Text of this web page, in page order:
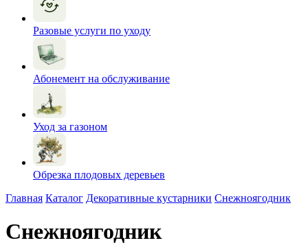
Разовые услуги по уходу
Абонемент на обслуживание
Уход за газоном
Обрезка плодовых деревьев
Главная Каталог Декоративные кустарники Снежноягодник
Снежноягодник